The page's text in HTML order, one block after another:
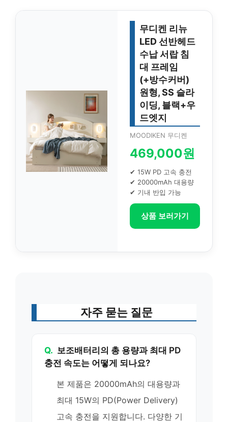
무디켄 리뉴
LED 선반헤드
수납 서랍 침
대 프레임
(+방수커버)
원형, SS 슬라
이딩, 블랙+우
드엣지
MOODIKEN 무디켄
469,000원
✔ 15W PD 고속 충전
✔ 20000mAh 대용량
✔ 기내 반입 가능
상품 보러가기
자주 묻는 질문
Q. 보조배터리의 총 용량과 최대 PD
충전 속도는 어떻게 되나요?
본 제품은 20000mAh의 대용량과
최대 15W의 PD(Power Delivery)
고속 충전을 지원합니다. 다양한 기